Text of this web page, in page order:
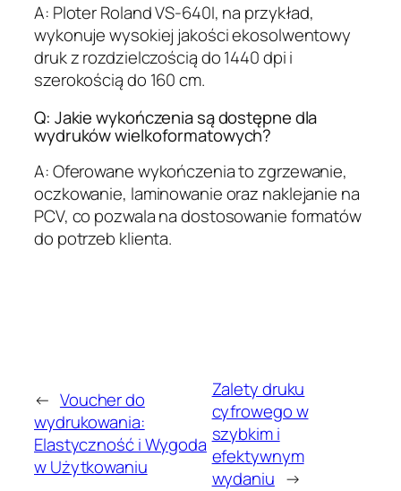
A: Ploter Roland VS-640I, na przykład,
wykonuje wysokiej jakości ekosolwentowy
druk z rozdzielczością do 1440 dpi i
szerokością do 160 cm.
Q: Jakie wykończenia są dostępne dla
wydruków wielkoformatowych?
A: Oferowane wykończenia to zgrzewanie,
oczkowanie, laminowanie oraz naklejanie na
PCV, co pozwala na dostosowanie formatów
do potrzeb klienta.
← Voucher do
wydrukowania:
Elastyczność i Wygoda
w Użytkowaniu
Zalety druku
cyfrowego w
szybkim i
efektywnym
wydaniu →